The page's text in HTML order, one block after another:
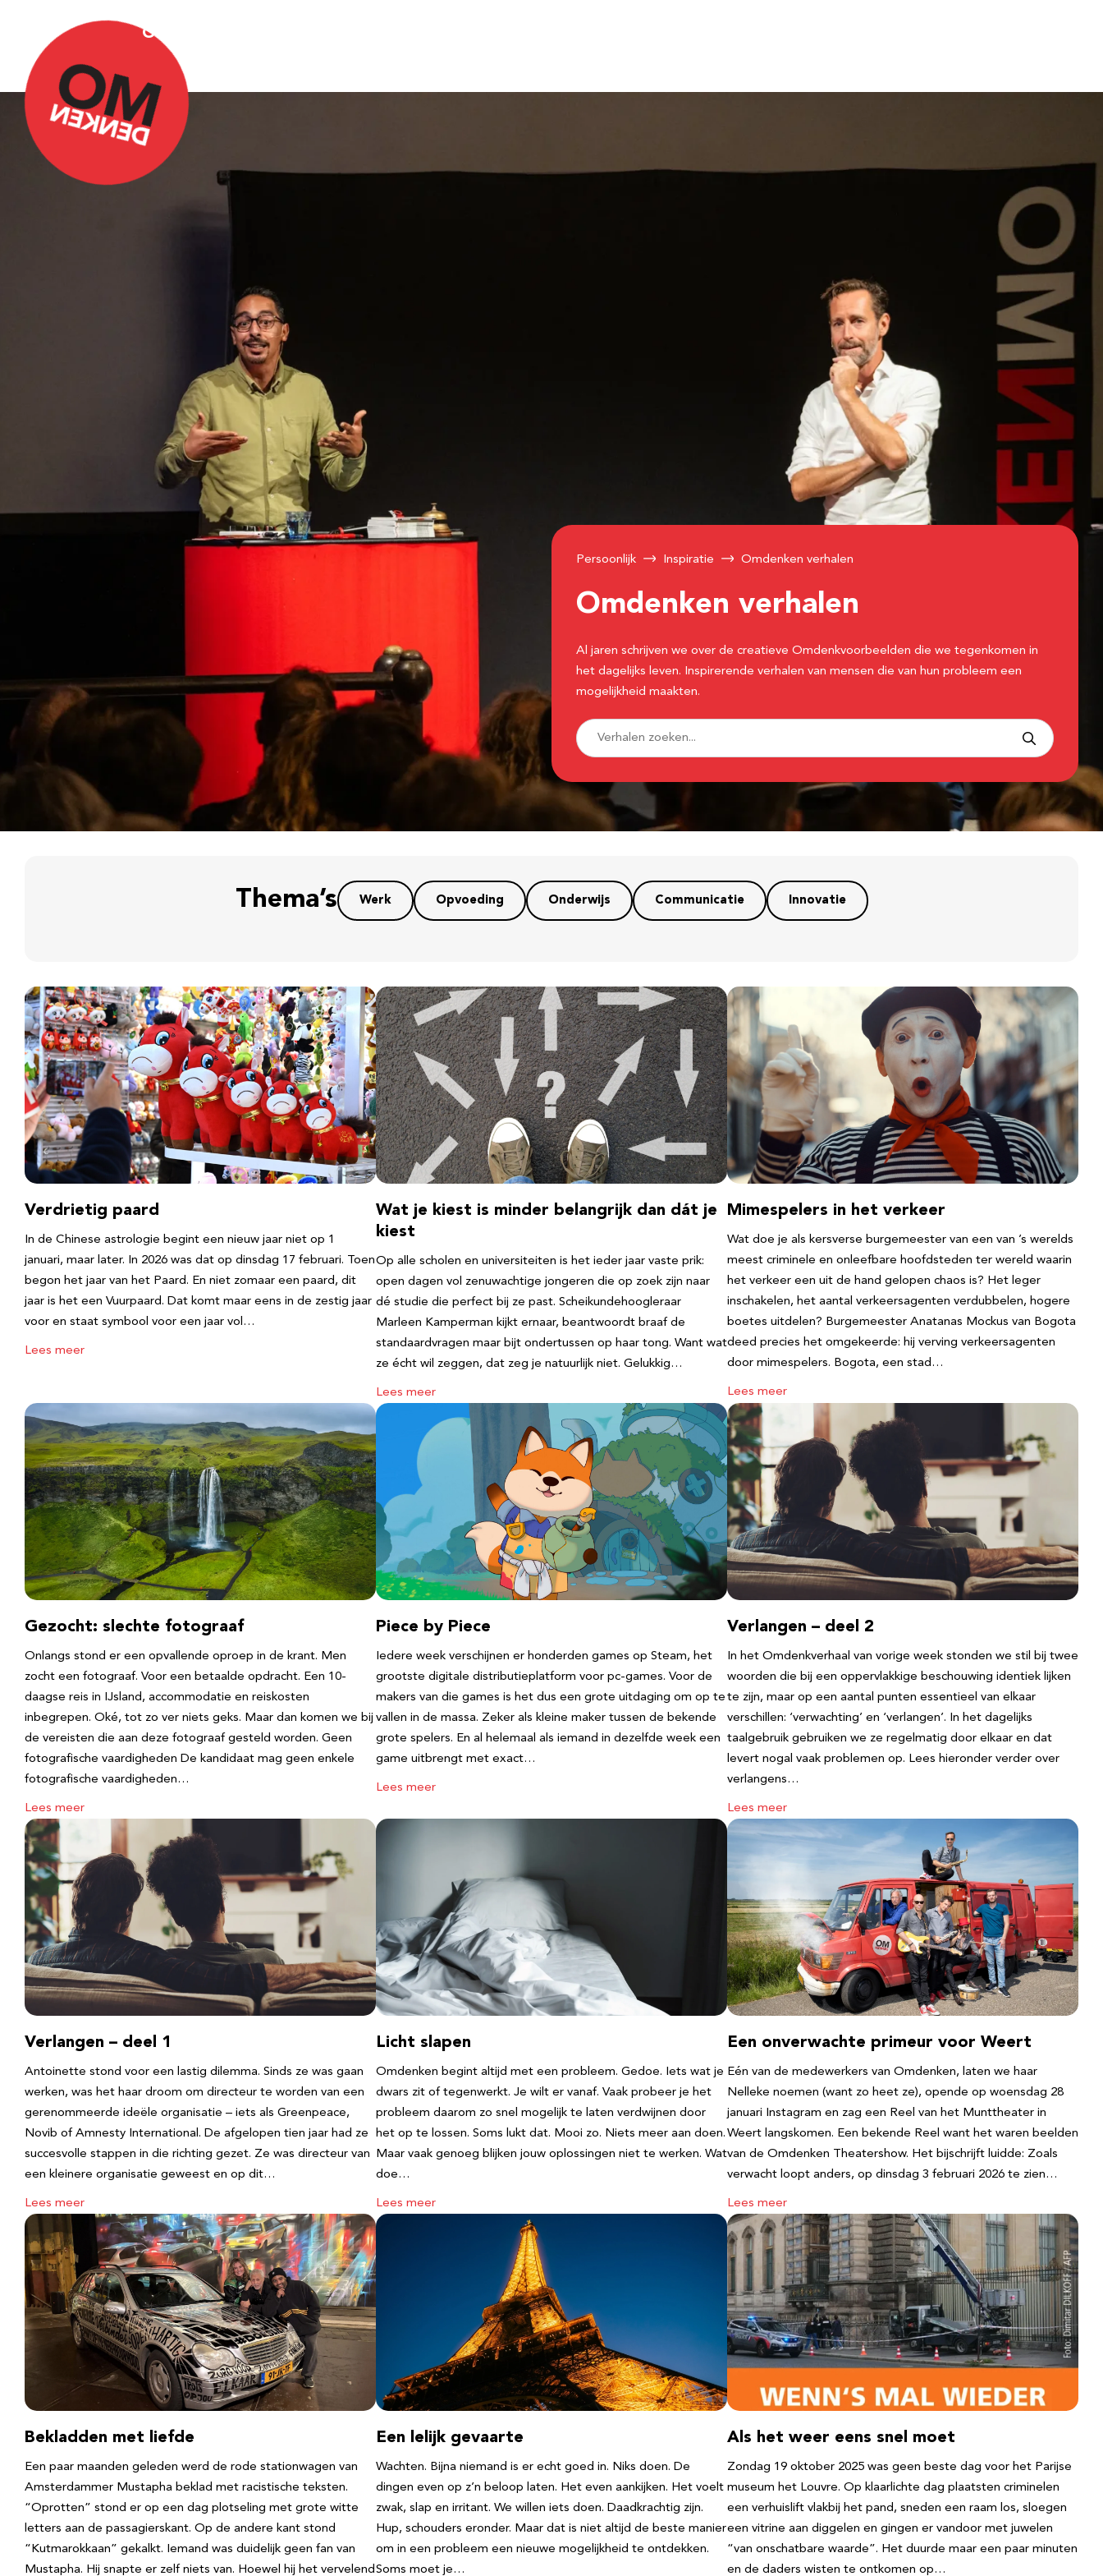
Over Omdenken
Persoonlijk Inspiratie Omdenken verhalen
Omdenken verhalen
Al jaren schrijven we over de creatieve Omdenkvoorbeelden die we tegenkomen in
het dagelijks leven. Inspirerende verhalen van mensen die van hun probleem een
mogelijkheid maakten.
Thema’s Werk Opvoeding Onderwijs Communicatie Innovatie
Verdrietig paard
In de Chinese astrologie begint een nieuw jaar niet op 1
januari, maar later. In 2026 was dat op dinsdag 17 februari. Toen
begon het jaar van het Paard. En niet zomaar een paard, dit
jaar is het een Vuurpaard. Dat komt maar eens in de zestig jaar
voor en staat symbool voor een jaar vol…
Lees meer
Wat je kiest is minder belangrijk dan dát je
kiest
Op alle scholen en universiteiten is het ieder jaar vaste prik:
open dagen vol zenuwachtige jongeren die op zoek zijn naar
dé studie die perfect bij ze past. Scheikundehoogleraar
Marleen Kamperman kijkt ernaar, beantwoordt braaf de
standaardvragen maar bijt ondertussen op haar tong. Want wat
ze écht wil zeggen, dat zeg je natuurlijk niet. Gelukkig…
Lees meer
Mimespelers in het verkeer
Wat doe je als kersverse burgemeester van een van ’s werelds
meest criminele en onleefbare hoofdsteden ter wereld waarin
het verkeer een uit de hand gelopen chaos is? Het leger
inschakelen, het aantal verkeersagenten verdubbelen, hogere
boetes uitdelen? Burgemeester Anatanas Mockus van Bogota
deed precies het omgekeerde: hij verving verkeersagenten
door mimespelers. Bogota, een stad…
Lees meer
Gezocht: slechte fotograaf
Onlangs stond er een opvallende oproep in de krant. Men
zocht een fotograaf. Voor een betaalde opdracht. Een 10-
daagse reis in IJsland, accommodatie en reiskosten
inbegrepen. Oké, tot zo ver niets geks. Maar dan komen we bij
de vereisten die aan deze fotograaf gesteld worden. Geen
fotografische vaardigheden De kandidaat mag geen enkele
fotografische vaardigheden…
Lees meer
Piece by Piece
Iedere week verschijnen er honderden games op Steam, het
grootste digitale distributieplatform voor pc-games. Voor de
makers van die games is het dus een grote uitdaging om op te
vallen in de massa. Zeker als kleine maker tussen de bekende
grote spelers. En al helemaal als iemand in dezelfde week een
game uitbrengt met exact…
Lees meer
Verlangen – deel 2
In het Omdenkverhaal van vorige week stonden we stil bij twee
woorden die bij een oppervlakkige beschouwing identiek lijken
te zijn, maar op een aantal punten essentieel van elkaar
verschillen: ‘verwachting’ en ‘verlangen’. In het dagelijks
taalgebruik gebruiken we ze regelmatig door elkaar en dat
levert nogal vaak problemen op. Lees hieronder verder over
verlangens…
Lees meer
Verlangen – deel 1
Antoinette stond voor een lastig dilemma. Sinds ze was gaan
werken, was het haar droom om directeur te worden van een
gerenommeerde ideële organisatie – iets als Greenpeace,
Novib of Amnesty International. De afgelopen tien jaar had ze
succesvolle stappen in die richting gezet. Ze was directeur van
een kleinere organisatie geweest en op dit…
Lees meer
Licht slapen
Omdenken begint altijd met een probleem. Gedoe. Iets wat je
dwars zit of tegenwerkt. Je wilt er vanaf. Vaak probeer je het
probleem daarom zo snel mogelijk te laten verdwijnen door
het op te lossen. Soms lukt dat. Mooi zo. Niets meer aan doen.
Maar vaak genoeg blijken jouw oplossingen niet te werken. Wat
doe…
Lees meer
Een onverwachte primeur voor Weert
Eén van de medewerkers van Omdenken, laten we haar
Nelleke noemen (want zo heet ze), opende op woensdag 28
januari Instagram en zag een Reel van het Munttheater in
Weert langskomen. Een bekende Reel want het waren beelden
van de Omdenken Theatershow. Het bijschrijft luidde: Zoals
verwacht loopt anders, op dinsdag 3 februari 2026 te zien…
Lees meer
Bekladden met liefde
Een paar maanden geleden werd de rode stationwagen van
Amsterdammer Mustapha beklad met racistische teksten.
“Oprotten” stond er op een dag plotseling met grote witte
letters aan de passagierskant. Op de andere kant stond
“Kutmarokkaan” gekalkt. Iemand was duidelijk geen fan van
Mustapha. Hij snapte er zelf niets van. Hoewel hij het vervelend
Een lelijk gevaarte
Wachten. Bijna niemand is er echt goed in. Niks doen. De
dingen even op z’n beloop laten. Het even aankijken. Het voelt
zwak, slap en irritant. We willen iets doen. Daadkrachtig zijn.
Hup, schouders eronder. Maar dat is niet altijd de beste manier
om in een probleem een nieuwe mogelijkheid te ontdekken.
Soms moet je…
Als het weer eens snel moet
Zondag 19 oktober 2025 was geen beste dag voor het Parijse
museum het Louvre. Op klaarlichte dag plaatsten criminelen
een verhuislift vlakbij het pand, sneden een raam los, sloegen
een vitrine aan diggelen en gingen er vandoor met juwelen
“van onschatbare waarde”. Het duurde maar een paar minuten
en de daders wisten te ontkomen op…